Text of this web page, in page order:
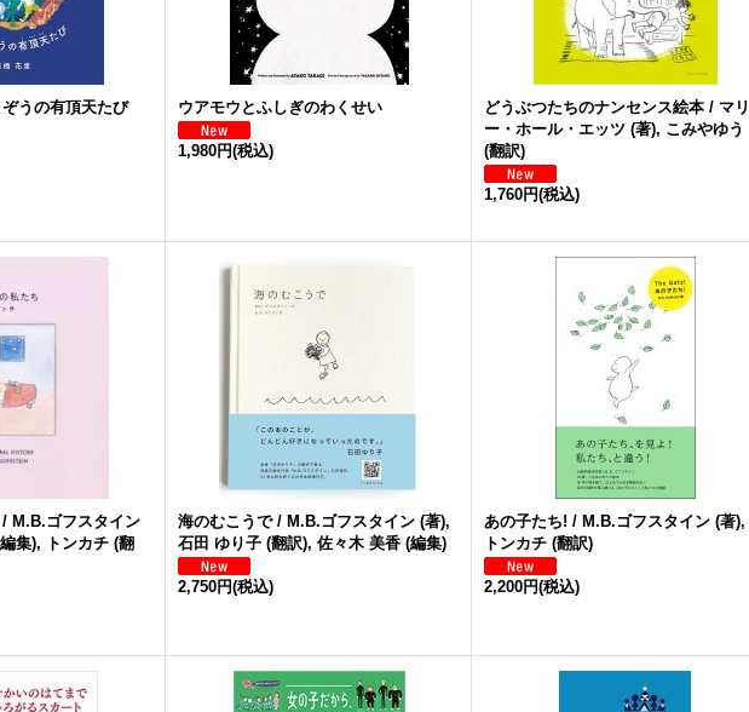
うの有頂天たび ウアモウとふしぎのわくせい
1,980円(税込)
どうぶつたちのナンセンス絵本 / マリ
ー・ホール・エッツ (著), こみやゆう
(翻訳)
1,760円(税込)
M.B.ゴフスタイン
集), トンカチ (翻
海のむこうで / M.B.ゴフスタイン (著),
石田 ゆり子 (翻訳), 佐々木 美香 (編集)
2,750円(税込)
あの子たち! / M.B.ゴフスタイン (著),
トンカチ (翻訳)
2,200円(税込)